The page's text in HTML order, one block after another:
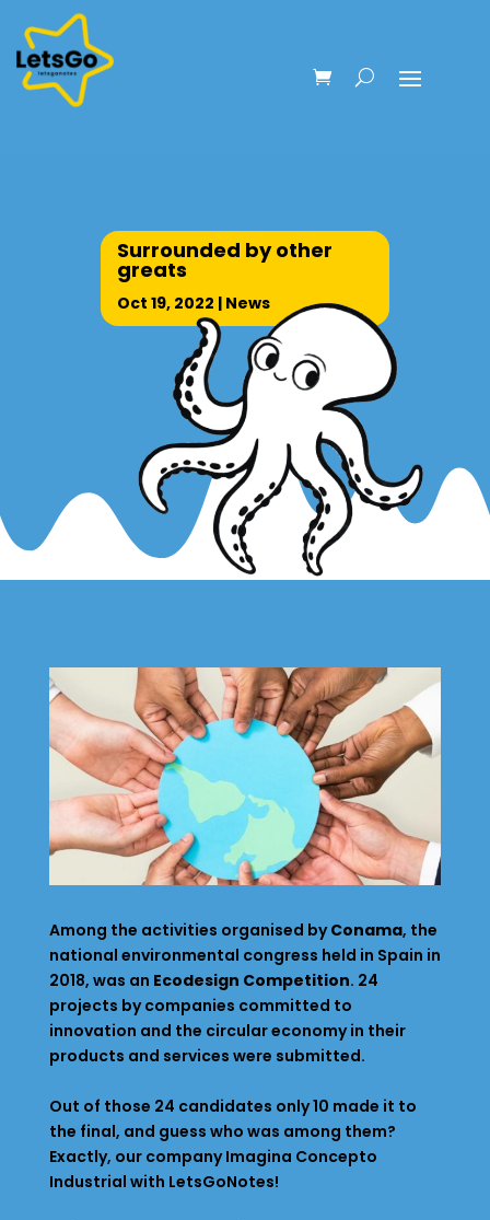
Surrounded by other
greats
Oct 19, 2022 | News
Among the activities organised byConama, the
national environmental congress held in Spain in
2018, was an Ecodesign Competition. 24
projects by companies committed to
innovation and the circular economy in their
products and services were submitted.
Out of those 24 candidates only 10 made it to
the final, and guess who was among them?
Exactly, our company Imagina Concepto
Industrial with LetsGoNotes!